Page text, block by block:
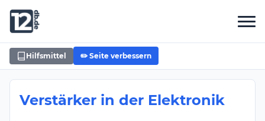
Hilfsmittel ✏️ Seite verbessern
Verstärker in der Elektronik